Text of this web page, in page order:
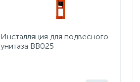
Инсталляция для подвесного
унитаза BB025